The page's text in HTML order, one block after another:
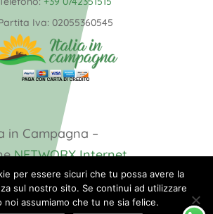
Iva: 02055360545
in Campagna –
NETWORX Internet
per essere sicuri che tu possa avere la
sul nostro sito. Se continui ad utilizzare
noi assumiamo che tu ne sia felice.